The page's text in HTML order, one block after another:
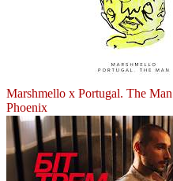
Marshmello x Portugal. The Man
Phoenix